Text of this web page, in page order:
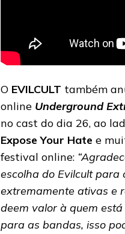
O EVILCULT também
online Underground
no cast do dia 26, ao
Expose Your Hate e
festival online: “
escolha do Evilcult para
extremamente ativas e
deem valor à quem
para as bandas, isso